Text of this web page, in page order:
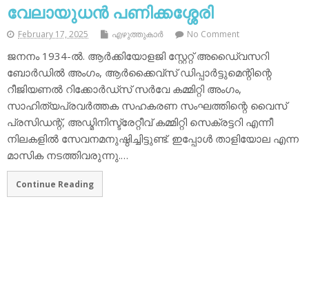
വേലായുധന്‍ പണിക്കശ്ശേരി
February 17, 2025 എഴുത്തുകാര്‍ No Comment
ജനനം 1934-ല്‍. ആര്‍ക്കിയോളജി സ്റ്റേറ്റ് അഡൈ്വസറി
ബോര്‍ഡില്‍ അംഗം, ആര്‍ക്കൈവ്‌സ് ഡിപ്പാര്‍ട്ടുമെന്റിന്റെ
റീജിയണല്‍ റിക്കോര്‍ഡ്സ് സര്‍വേ കമ്മിറ്റി അംഗം,
സാഹിത്യപ്രവര്‍ത്തക സഹകരണ സംഘത്തിന്റെ വൈസ്
പ്രസിഡന്റ്, അഡ്മിനിസ്ട്രേറ്റീവ് കമ്മിറ്റി സെക്രട്ടറി എന്നീ
നിലകളില്‍ സേവനമനുഷ്ഠിച്ചിട്ടുണ്ട്. ഇപ്പോള്‍ താളിയോല എന്ന
മാസിക നടത്തിവരുന്നു.…
Continue Reading